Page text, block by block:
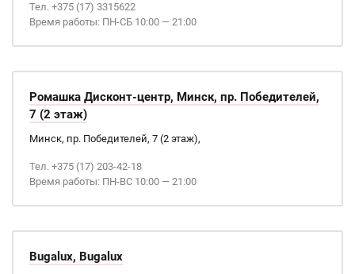
Тел. +375 (17) 3315622
Время работы: ПН-СБ 10:00 — 21:00
Ромашка Дисконт-центр, Минск, пр. Победителей,
7 (2 этаж)
Минск, пр. Победителей, 7 (2 этаж),
Тел. +375 (17) 203-42-18
Время работы: ПН-ВС 10:00 — 21:00
Bugalux, Bugalux